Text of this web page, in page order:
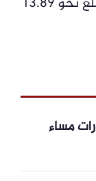
مساء